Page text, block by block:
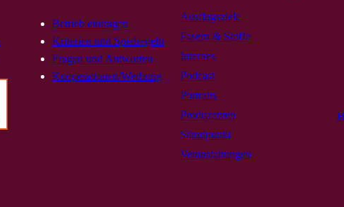
Betrieb eintragen
Kriterien und Spielregeln
Fragen und Antworten
Kooperationen/Werbung
Ausflugsziele
Fasern & Stoffe
Internes
Podcast
Portraits
Produzenten
Standpunkt
Veranstaltungen